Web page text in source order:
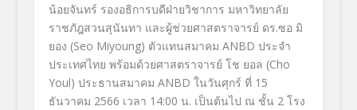
น้อยจันทร์ รองอธิการบดีฝ่ายวิชาการ มหาวิทยาลัย
ราชภัฎสวนสุนันทา และผู้ช่วยศาสตราจารย์ ดร.ซอ มิ
ยอง (Seo Miyoung) ตัวแทนสมาคม ANBD ประจำ
ประเทศไทย พร้อมด้วยศาสตราจารย์ โช ยอล (Cho
Youl) ประธานสมาคม ANBD ในวันศุกร์ ที่ 15
ธันวาคม 2566 เวลา 14:00 น. เป็นต้นไป ณ ชั้น 2โรง